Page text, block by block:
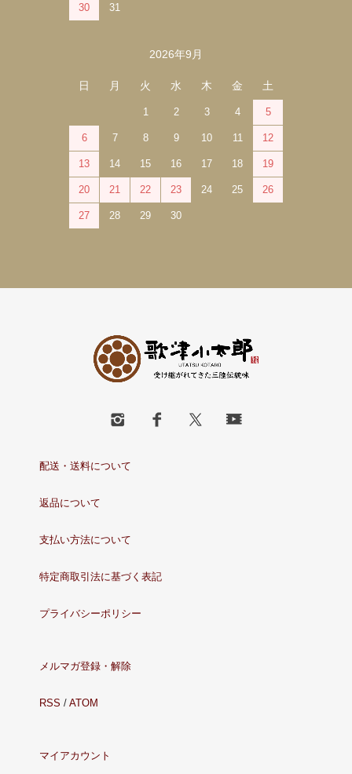
30 31
2026年9月
日 月 火 水 木 金 土
1 2 3 4 5
6 7 8 9 10 11 12
13 14 15 16 17 18 19
20 21 22 23 24 25 26
27 28 29 30
配送・送料について
返品について
支払い方法について
特定商取引法に基づく表記
プライバシーポリシー
メルマガ登録・解除
RSS / ATOM
マイアカウント